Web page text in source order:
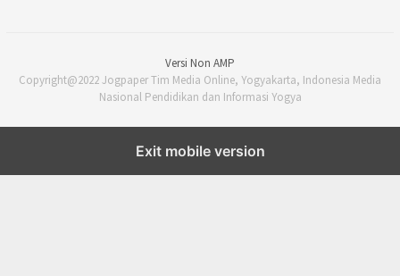
Versi Non AMP
Copyright@2022 Jogpaper Tim Media Online, Yogyakarta, Indonesia Media
Nasional Pendidikan dan Informasi Yogya
Exit mobile version